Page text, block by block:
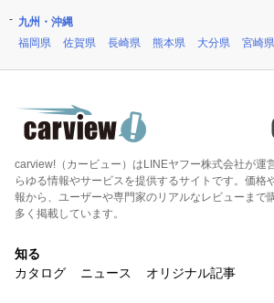
九州・沖縄
福岡県
佐賀県 長崎県 熊本県 大分県 宮崎県
carview!（カービュー）はLINEヤフー株式会社が運
らゆる情報やサービスを提供するサイトです。価格
報から、ユーザーや専門家のリアルなレビューまで
多く掲載しています。
知る
カタログ
ニュース オリジナル記事